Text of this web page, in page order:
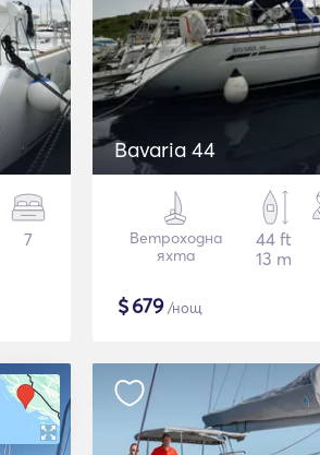
7
Bavaria 44
Ветроходна
яхта
44 ft
13 m
$679/нощ